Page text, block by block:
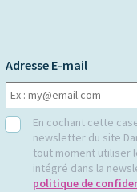
Adresse E-mail
RGPDEn cochant cette
newsletter du site
tout moment utiliser
intégré dans la
politique de